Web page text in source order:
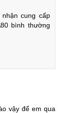
tục sử dụng
Tại đó sẽ có kỹ
bạn giải pháp
A80.
không
cung cấp
bình thường
vậy để em qua